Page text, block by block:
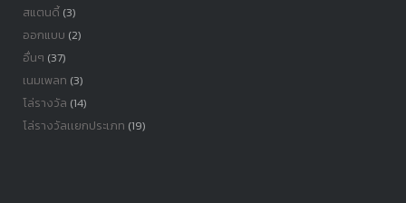
สแตนดี้(3)
ออกแบบ (2)
อื่นๆ (37)
เนมเพลท (3)
โล่รางวัล (14)
โล่รางวัลเเยกประเภท (19)